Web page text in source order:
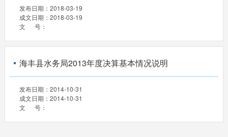
发布日期： 2018-03-19
成文日期： 2018-03-19
文 号：
海丰县水务局2013年度决算基本情况说明
发布日期： 2014-10-31
成文日期： 2014-10-31
文 号：